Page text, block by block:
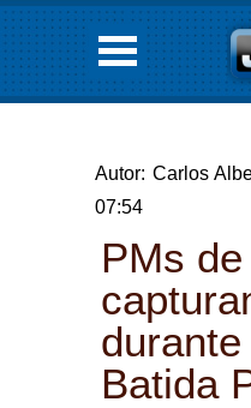
Autor: Carlos
07:54
PMs
Batida